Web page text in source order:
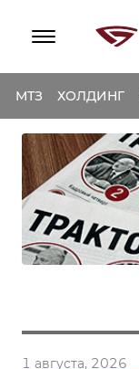
МТЗ ХОЛДИНГ
1 августа, 2026